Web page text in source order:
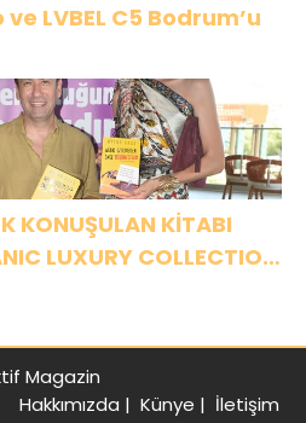
LVBEL C5 Bodrum’u
KONUŞULAN KİTABI
LUXURY COLLECTION
Magazin
Hakkımızda | Künye | İletişim